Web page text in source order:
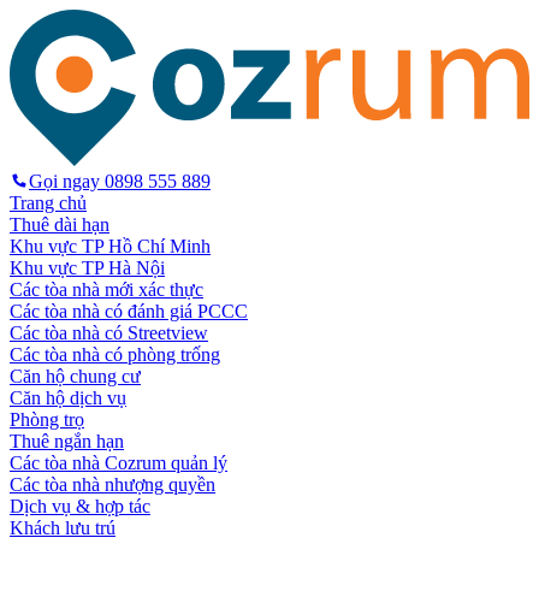
Gọi ngay 0898 555 889
Trang chủ
Thuê dài hạn
Khu vực TP Hồ Chí Minh
Khu vực TP Hà Nội
Các tòa nhà mới xác thực
Các tòa nhà có đánh giá PCCC
Các tòa nhà có Streetview
Các tòa nhà có phòng trống
Căn hộ chung cư
Căn hộ dịch vụ
Phòng trọ
Thuê ngắn hạn
Các tòa nhà Cozrum quản lý
Các tòa nhà nhượng quyền
Dịch vụ & hợp tác
Khách lưu trú